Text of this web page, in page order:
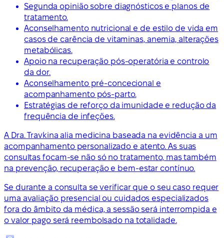
Segunda opinião sobre diagnósticos e planos de
tratamento.
Aconselhamento nutricional e de estilo de vida em
casos de carência de vitaminas, anemia, alterações
metabólicas.
Apoio na recuperação pós-operatória e controlo
da dor.
Aconselhamento pré-concecional e
acompanhamento pós-parto.
Estratégias de reforço da imunidade e redução da
frequência de infeções.
A Dra. Travkina alia medicina baseada na evidência a um
acompanhamento personalizado e atento. As suas
consultas focam-se não só no tratamento, mas também
na prevenção, recuperação e bem-estar contínuo.
Se durante a consulta se verificar que o seu caso requer
uma avaliação presencial ou cuidados especializados
fora do âmbito da médica, a sessão será interrompida e
o valor pago será reembolsado na totalidade.